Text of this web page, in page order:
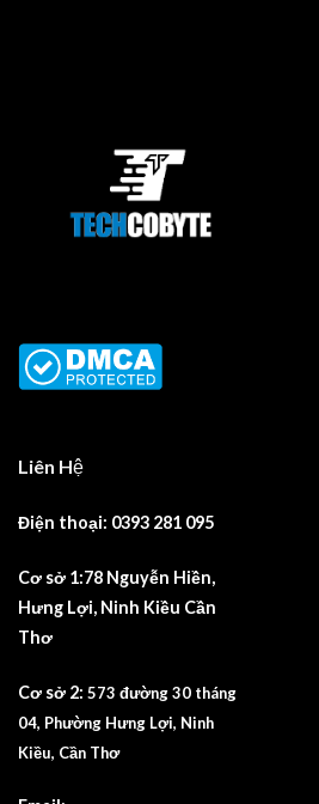
Liên Hệ
Điện thoại: 0393 281 095
Cơ sở 1:78 Nguyễn Hiền,
Hưng Lợi, Ninh Kiều Cần
Thơ
Cơ sở 2: 573 đường 30 tháng
04, Phường Hưng Lợi, Ninh
Kiều, Cần Thơ